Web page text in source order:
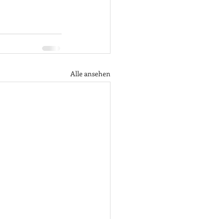
Alle ansehen